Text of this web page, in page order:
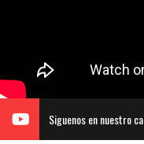
Siguenos en nuestro